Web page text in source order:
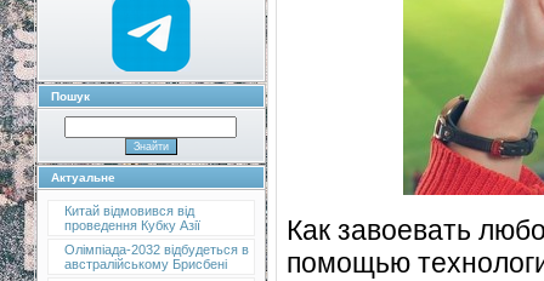
Пошук
Актуальне
Китай відмовився від
проведення Кубку Азії
Олімпіада-2032 відбудеться в
австралійському Брисбені
Как завоевать
помощью